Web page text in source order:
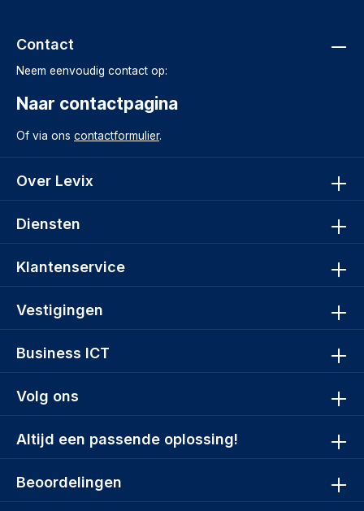
Volg ons
Altijd een passende oplossing!
Contact
Neem eenvoudig contact op:
Naar contactpagina
Of via ons contactformulier.
Over Levix
Diensten
Klantenservice
Vestigingen
Business ICT
Beoordelingen